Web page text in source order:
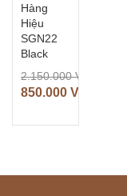
Hàng
Hiệu
SGN22
Black
2.150.000VNĐ
850.000 VNĐ